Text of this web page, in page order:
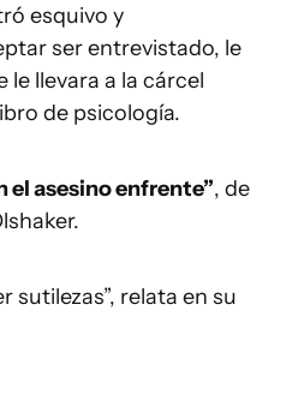
esquivo y
ser entrevistado, le
le llevara a la cárcel
de psicología.
el asesino enfrente”, de
sutilezas”, relata en su